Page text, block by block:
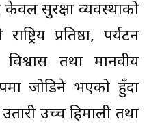
केवल सुरक्षा व्यवस्थाको
प्रतिष्ठा, पर्यटन
विश्वास तथा मानवीय
जोडिने भएको हुँदा
उच्च हिमाली तथा